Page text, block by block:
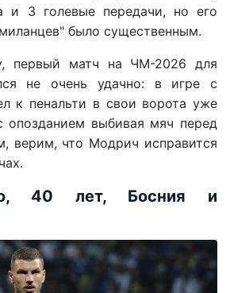
и 3 голевые передачи, но его
было существенным.
первый матч на ЧМ-2026 для
не очень удачно: в игре с
к пенальти в свои ворота уже
опозданием выбивая мяч перед
верим, что Модрич исправится
40 лет, Босния и